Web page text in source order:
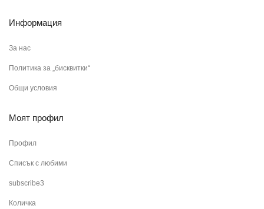
Информация
За нас
Политика за „бисквитки“
Общи условия
Моят профил
Профил
Списък с любими
subscribe3
Количка